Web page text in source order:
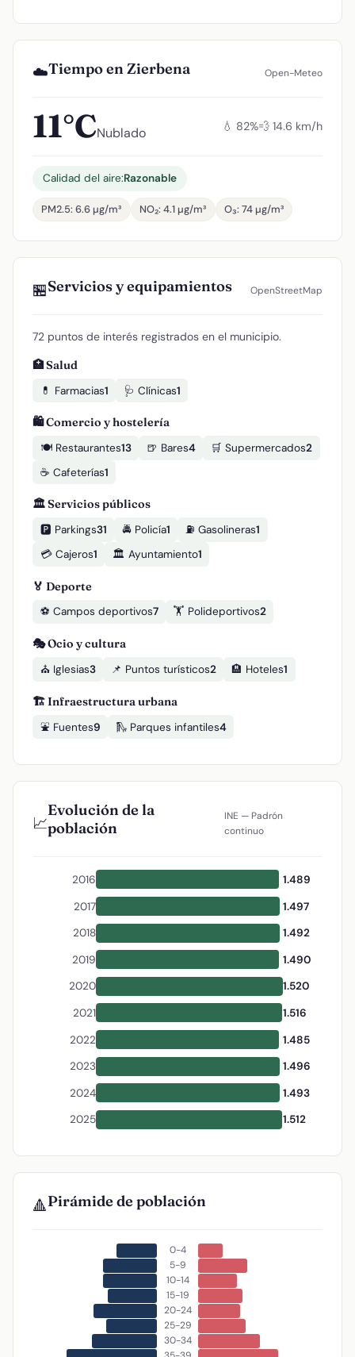
☁️Tiempo en Zierbena Open-Meteo
11°CNublado 💧 82%💨 14.6 km/h
Calidad del aire:Razonable
PM2.5: 6.6 µg/m³ NO₂: 4.1 µg/m³ O₃: 74 µg/m³
🏪Servicios y equipamientos OpenStreetMap
72 puntos de interés registrados en el municipio.
🏥 Salud
💊 Farmacias1 🩺 Clínicas1
🛍️ Comercio y hostelería
🍽️ Restaurantes13 🍺 Bares4 🛒 Supermercados2
☕ Cafeterías1
🏛️ Servicios públicos
🅿️ Parkings31 🚔 Policía1 ⛽ Gasolineras1
💳 Cajeros1 🏛️ Ayuntamiento1
🏅 Deporte
⚽ Campos deportivos7 🏋️ Polideportivos2
🎭 Ocio y cultura
⛪ Iglesias3 📌 Puntos turísticos2 🏨 Hoteles1
🏗️ Infraestructura urbana
⛲ Fuentes9 🛝 Parques infantiles4
📈
Evolución de la
población
INE — Padrón
continuo
2016
1.489
2017
1.497
2018
1.492
2019
1.490
2020
1.520
2021
1.516
2022
1.485
2023
1.496
2024
1.493
2025
1.512
🔺Pirámide de población
0-4
5-9
10-14
15-19
20-24
25-29
30-34